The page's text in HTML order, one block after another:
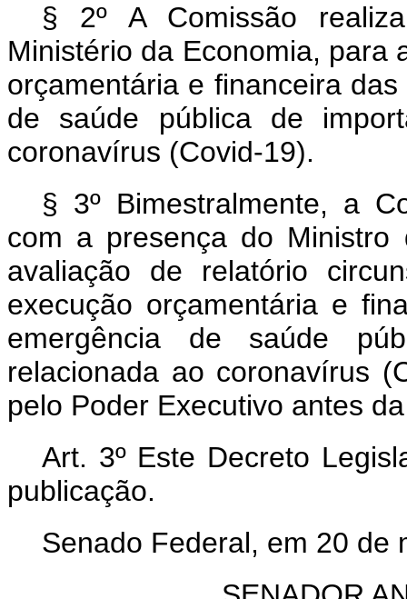
§ 2º A Comissão
Ministério da Economia, para
orçamentária e financeira
de saúde pública de
coronavírus (Covid-19).
§ 3º Bimestralmente, a
com a presença do Ministro
avaliação de relatório
execução orçamentária e
emergência de saúde
relacionada ao coronavírus
pelo Poder Executivo antes
Art. 3º Este Decreto
publicação.
Senado Federal, em 20 de